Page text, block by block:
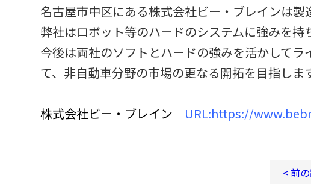
名古屋市中区にある株式会社ビー・ブレインは製
弊社はロボット等のハードのシステムに強みを持
今後は両社のソフトとハードの強みを活かして
て、非自動車分野の市場の更なる開拓を目指します
株式会社ビー・ブレイン URL:https://
< 前